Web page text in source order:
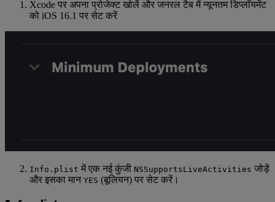
Xcode पर अपना प्रोजेक्ट खोलें और जनरल टैब में न्यूनतम डिप्लॉयमेंट
को iOS 16.1 पर सेट करें
Info.plist में एक नई कुंजी NSSupportsLiveActivities जोड़ें
और इसका मान YES (बूलियन) पर सेट करें।